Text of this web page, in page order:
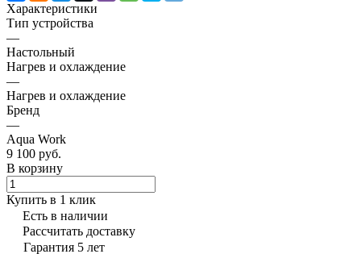
Характеристики
Тип устройства
—
Настольный
Нагрев и охлаждение
—
Нагрев и охлаждение
Бренд
—
Aqua Work
9 100 руб.
В корзину
Купить в 1 клик
Есть в наличии
Рассчитать доставку
Гарантия 5 лет